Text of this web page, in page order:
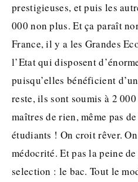
prestigieuses, et puis les
000 non plus. Et ça paraît
France, il y a les Grandes
l’Etat qui disposent
puisqu’elles bénéficient
reste, ils sont soumis à 2
maîtres de rien, même pas
étudiants ! On croit rêver.
médocrité. Et pas la peine
selection : le bac. Tout le